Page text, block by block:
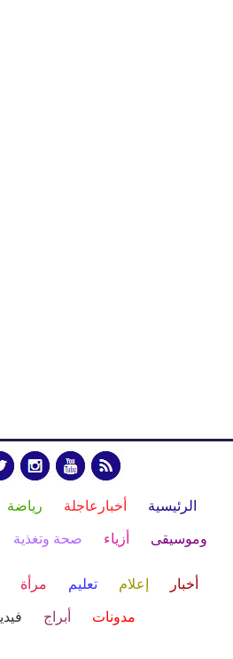
الرئيسية أخبارعاجلة رياضة
وموسيقى أزياء صحة وتغذية
أخبار إعلام تعليم مرأة
مدونات أبراج